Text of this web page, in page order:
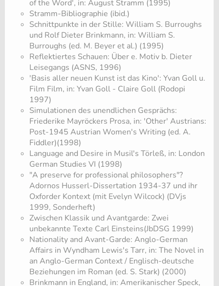
of the Word', in: August Stramm (1995)
Stramm-Bibliographie (ibid.)
Schnittpunkte in der Stille: William S. Burroughs
und Rolf Dieter Brinkmann, in: William S.
Burroughs (ed. M. Beyer et al.) (1995)
Reflektiertes Schauen: Über e. Motiv b. Dieter
Leisegangs (ASNS, 1996)
'Basis aller neuen Kunst ist das Kino': Yvan Goll u.
Film Film, in: Yvan Goll - Claire Goll (Rodopi
1997)
Simulationen des unendlichen Gesprächs:
Friederike Mayröckers Prosa, in: 'Other' Austrians:
Post-1945 Austrian Women's Writing (ed. A.
Fiddler)(1998)
Language and Desire in Musil's Törleß, in: London
German Studies VI (1998)
"A preserve for professional philosophers"?
Adornos Husserl-Dissertation 1934-37 und ihr
Oxforder Kontext (mit Evelyn Wilcock) (DVjs
1999, Sonderheft)
Zwischen Klassik und Avantgarde: Zwei
unbekannte Texte Carl Einsteins(JbDSG 1999)
Nationality and Avant-Garde: Anglo-German
Affairs in Wyndham Lewis's Tarr, in: The Novel in
an Anglo-German Context / Englisch-deutsche
Beziehungen im Roman (ed. S. Stark) (2000)
Brinkmann in England, in: Amerikanischer Speck,